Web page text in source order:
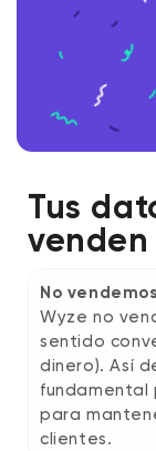
Tus
venden
No
Wyze no
sentido
dinero). Así
fundamental
para
clientes.